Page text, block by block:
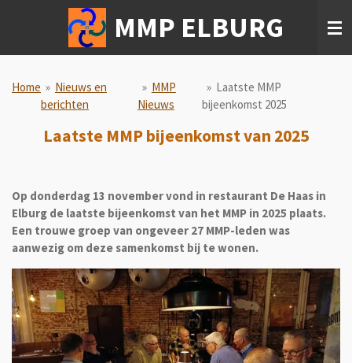
hoofdinhoud
MMP ELBURG
Home » Nieuws en
berichten
» MMP
Nieuws
» Laatste MMP
bijeenkomst 2025
Laatste MMP bijeenkomst van 2025
Op donderdag 13 november vond in restaurant De Haas in
Elburg de laatste bijeenkomst van het MMP in 2025 plaats.
Een trouwe groep van ongeveer 27 MMP-leden was
aanwezig om deze samenkomst bij te wonen.